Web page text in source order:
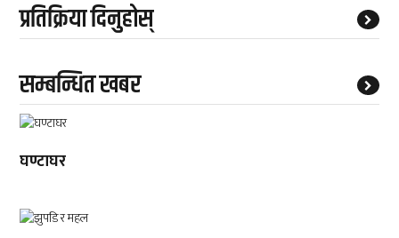
प्रतिक्रिया दिनुहोस्
सम्बन्धित खबर
घण्टाघर